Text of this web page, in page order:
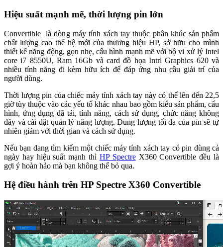
Hiệu suất mạnh mẽ, thời lượng pin lớn
Convertible là dòng máy tính xách tay thuộc phân khúc sản phẩm
chất lượng cao thế hệ mới của thương hiệu HP, sở hữu cho mình
thiết kế năng động, gọn nhẹ, cấu hình mạnh mẽ với bộ vi xử lý Intel
core i7 8550U, Ram 16Gb và card đồ họa Intrl Graphics 620 và
nhiều tính năng đi kèm hữu ích để đáp ứng nhu cầu giải trí của
người dùng.
Thời lượng pin của chiếc máy tính xách tay này có thể lên đến 22,5
giờ tùy thuộc vào các yếu tố khác nhau bao gồm kiểu sản phẩm, cấu
hình, ứng dụng đã tải, tính năng, cách sử dụng, chức năng không
dây và cài đặt quản lý năng lượng. Dung lượng tối đa của pin sẽ tự
nhiên giảm với thời gian và cách sử dụng.
Nếu bạn đang tìm kiếm một chiếc máy tính xách tay có pin dùng cả
ngày hay hiệu suất mạnh thì HP SpectreX360 Convertible đều là
gợi ý hoàn hảo mà bạn không thể bỏ qua.
Hệ điều hành trên HP Spectre X360 Convertible